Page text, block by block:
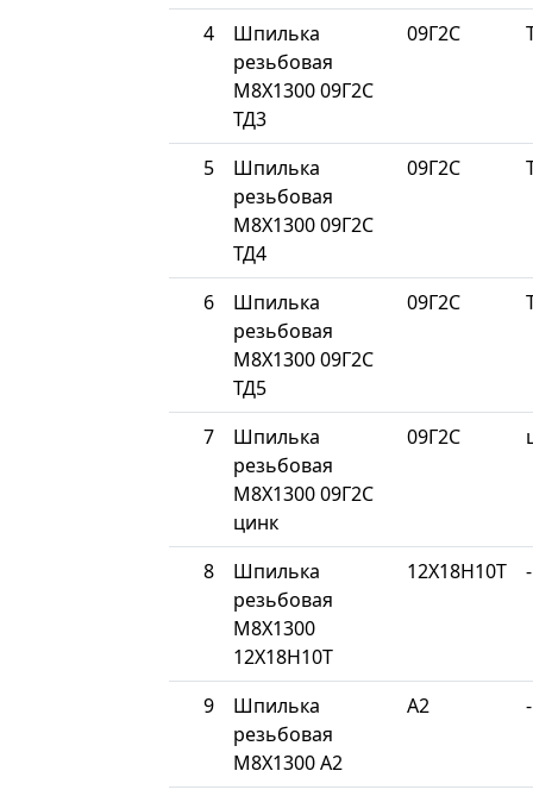
4
Шпилька
резьбовая
М8Х1300 09Г2С
ТД3
09Г2С
5
Шпилька
резьбовая
М8Х1300 09Г2С
ТД4
09Г2С
6
Шпилька
резьбовая
М8Х1300 09Г2С
ТД5
09Г2С
7
Шпилька
резьбовая
М8Х1300 09Г2С
цинк
09Г2С
8
Шпилька
резьбовая
М8Х1300
12Х18Н10Т
12Х18Н10Т -
9
Шпилька
резьбовая
М8Х1300 A2
A2 -